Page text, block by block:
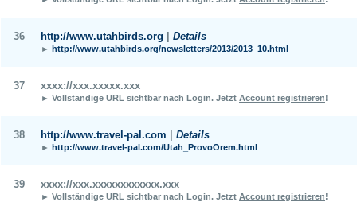
36 http://www.utahbirds.org Details
► http://www.utahbirds.org/newsletters/2013/2013_10.html
37 xxxx://xxx.xxxxx.xxx
► Vollständige URL sichtbar nach Login. Jetzt Account registrieren!
38 http://www.travel-pal.com Details
► http://www.travel-pal.com/Utah_ProvoOrem.html
39 xxxx://xxx.xxxxxxxxxxxx.xxx
► Vollständige URL sichtbar nach Login. Jetzt Account registrieren!